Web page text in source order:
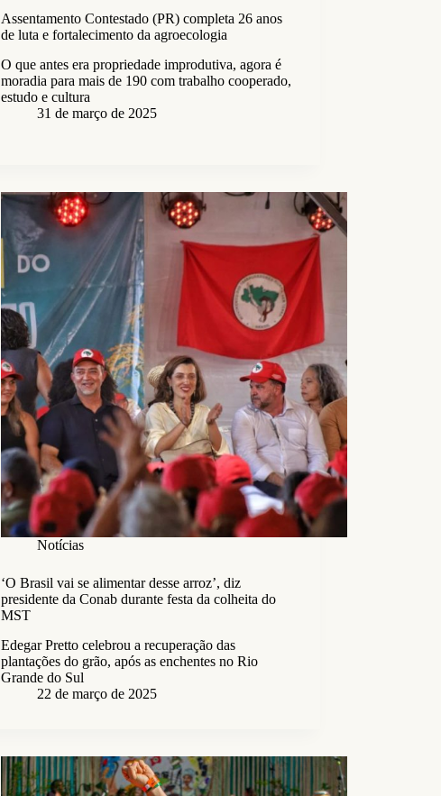
Assentamento Contestado (PR) completa 26 anos
de luta e fortalecimento da agroecologia
O que antes era propriedade improdutiva, agora é
moradia para mais de 190 com trabalho cooperado,
estudo e cultura
31 de março de 2025
Notícias
‘O Brasil vai se alimentar desse arroz’, diz
presidente da Conab durante festa da colheita do
MST
Edegar Pretto celebrou a recuperação das
plantações do grão, após as enchentes no Rio
Grande do Sul
22 de março de 2025